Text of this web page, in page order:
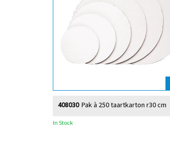
Pak à 250 taartkarton r30 cm
408030
In Stock